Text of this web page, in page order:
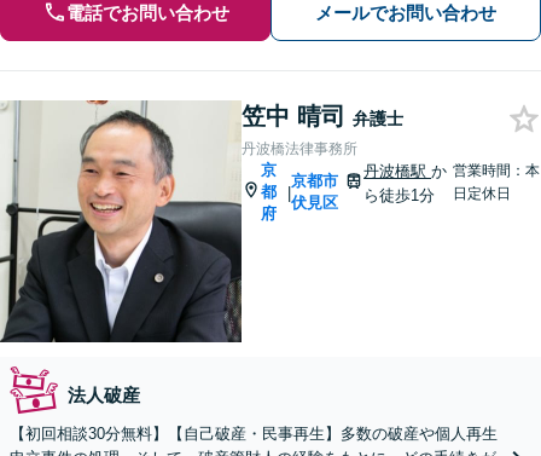
電話でお問い合わせ メールでお問い合わせ
笠中 晴司 弁護士
丹波橋法律事務所
京
都
府
|
京都市
伏見区
丹波橋駅か
ら徒歩1分
営業時間：本
日定休日
法人破産
【初回相談30分無料】【自己破産・民事再生】多数の破産や個人再生